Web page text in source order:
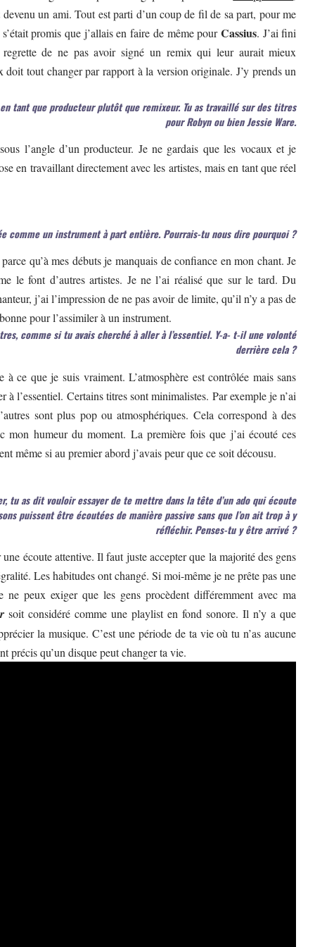
devenu un ami. Tout est parti d’un coup de fil de sa part, pour me
promis que j’allais en faire de même pourCassius. J’ai fini
de ne pas avoir signé un remix qui leur aurait mieux
tout changer par rapport à la version originale. J’y prends un
tant que producteur plutôt que remixeur. Tu as travaillé sur des titres
pour Robyn ou bien Jessie Ware.
l’angle d’un producteur. Je ne gardais que les vocaux et je
en travaillant directement avec les artistes, mais en tant que réel
comme un instrument à part entière. Pourrais-tu nous dire pourquoi ?
qu’à mes débuts je manquais de confiance en mon chant. Je
le font d’autres artistes. Je ne l’ai réalisé que sur le tard. Du
j’ai l’impression de ne pas avoir de limite, qu’il n’y a pas de
pour l’assimiler à un instrument.
comme si tu avais cherché à aller à l’essentiel. Y-a- t-il une volonté
derrière cela ?
ce que je suis vraiment. L’atmosphère est contrôlée mais sans
l’essentiel. Certains titres sont minimalistes. Par exemple je n’ai
sont plus pop ou atmosphériques. Cela correspond à des
mon humeur du moment. La première fois que j’ai écouté ces
même si au premier abord j’avais peur que ce soit décousu.
tu as dit vouloir essayer de te mettre dans la tête d’un ado qui écoute
puissent être écoutées de manière passive sans que l’on ait trop à y
réfléchir. Penses-tu y être arrivé ?
écoute attentive. Il faut juste accepter que la majorité des gens
Les habitudes ont changé. Si moi-même je ne prête pas une
ne peux exiger que les gens procèdent différemment avec ma
soit considéré comme une playlist en fond sonore. Il n’y a que
la musique. C’est une période de ta vie où tu n’as aucune
précis qu’un disque peut changer ta vie.